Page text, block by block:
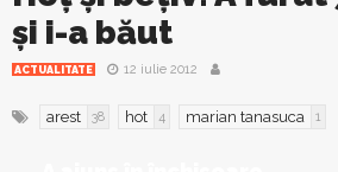
şi i-a băut
ACTUALITATE 12 iulie 2012
arest 38 hot 4 marian tanasuca 1